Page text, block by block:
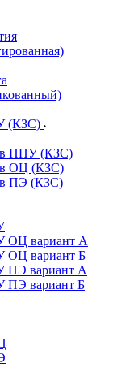
(КЗС)
ППУ (КЗС)
ОЦ (КЗС)
ПЭ (КЗС)
ОЦ вариант А
ОЦ вариант Б
ПЭ вариант А
ПЭ вариант Б